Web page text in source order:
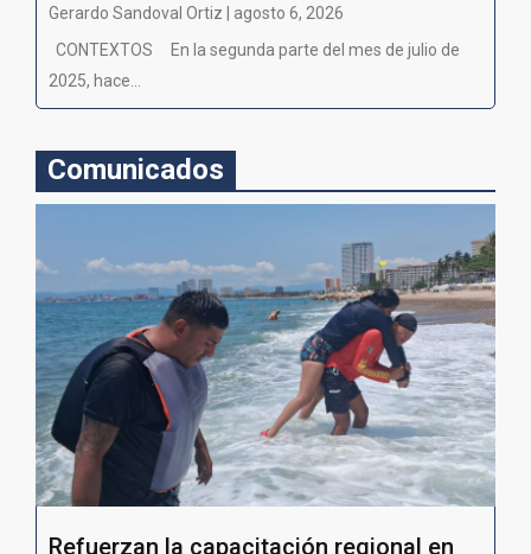
Gerardo Sandoval Ortiz | agosto 6, 2026
CONTEXTOS En la segunda parte del mes de julio de
2025, hace...
Comunicados
Refuerzan la capacitación regional en